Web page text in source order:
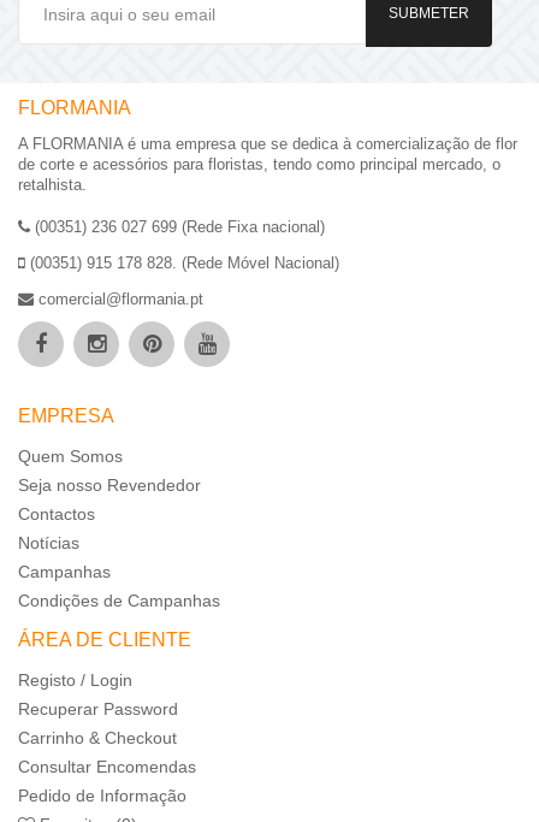
SUBMETER
FLORMANIA
A FLORMANIA é uma empresa que se dedica à comercialização de flor
de corte e acessórios para floristas, tendo como principal mercado, o
retalhista.
(00351) 236 027 699 (Rede Fixa nacional)
(00351) 915 178 828. (Rede Móvel Nacional)
comercial@flormania.pt
EMPRESA
Quem Somos
Seja nosso Revendedor
Contactos
Notícias
Campanhas
Condições de Campanhas
ÁREA DE CLIENTE
Registo / Login
Recuperar Password
Carrinho & Checkout
Consultar Encomendas
Pedido de Informação